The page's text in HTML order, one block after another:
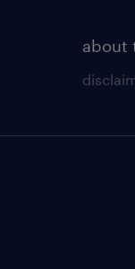
about